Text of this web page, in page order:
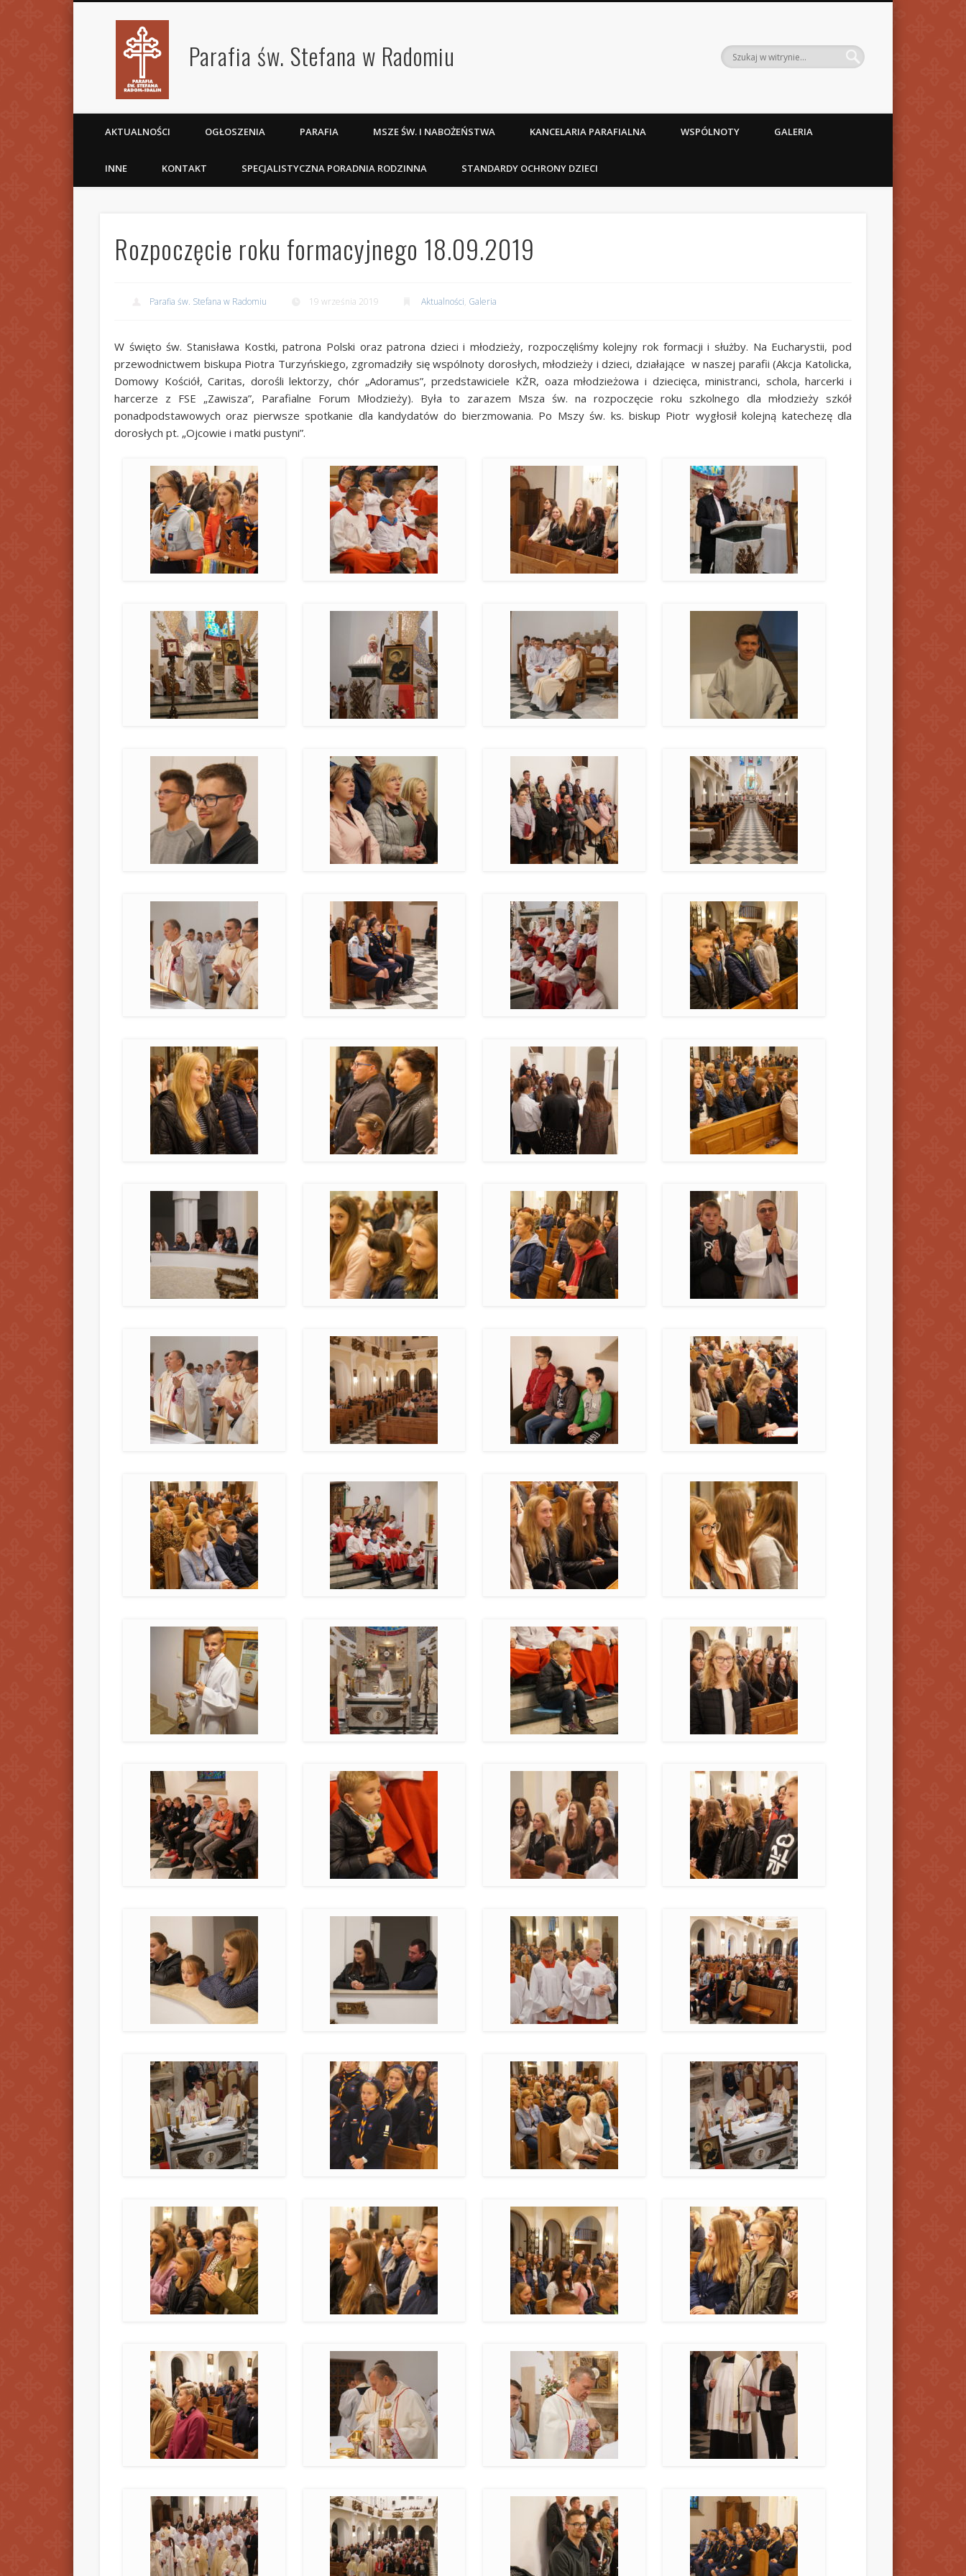
Parafia św. Stefana w Radomiu
AKTUALNOŚCI OGŁOSZENIA PARAFIA MSZE ŚW. I NABOŻEŃSTWA KANCELARIA PARAFIALNA WSPÓLNOTY GALERIA
INNE KONTAKT SPECJALISTYCZNA PORADNIA RODZINNA STANDARDY OCHRONY DZIECI
Rozpoczęcie roku formacyjnego 18.09.2019
Parafia św. Stefana w Radomiu 19 września 2019 Aktualności, Galeria
W święto św. Stanisława Kostki, patrona Polski oraz patrona dzieci i młodzieży, rozpoczęliśmy kolejny rok formacji i służby. Na Eucharystii, pod
przewodnictwem biskupa Piotra Turzyńskiego, zgromadziły się wspólnoty dorosłych, młodzieży i dzieci, działające w naszej parafii (Akcja Katolicka,
Domowy Kościół, Caritas, dorośli lektorzy, chór „Adoramus”, przedstawiciele KŻR, oaza młodzieżowa i dziecięca, ministranci, schola, harcerki i
harcerze z FSE „Zawisza”, Parafialne Forum Młodzieży). Była to zarazem Msza św. na rozpoczęcie roku szkolnego dla młodzieży szkół
ponadpodstawowych oraz pierwsze spotkanie dla kandydatów do bierzmowania. Po Mszy św. ks. biskup Piotr wygłosił kolejną katechezę dla
dorosłych pt. „Ojcowie i matki pustyni”.